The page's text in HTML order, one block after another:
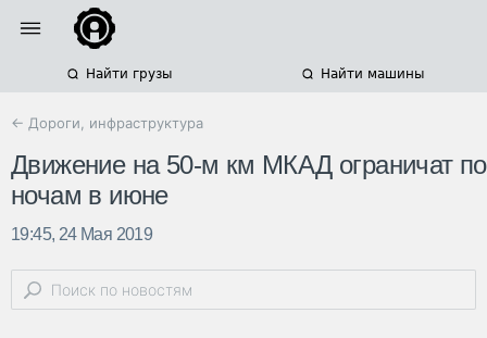
Найти грузы Найти машины
← Дороги, инфраструктура
Движение на 50-м км МКАД ограничат по
ночам в июне
19:45, 24 Мая 2019